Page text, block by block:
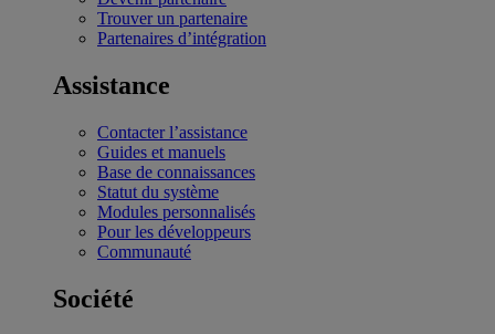
Trouver un partenaire
Partenaires d’intégration
Assistance
Contacter l’assistance
Guides et manuels
Base de connaissances
Statut du système
Modules personnalisés
Pour les développeurs
Communauté
Société